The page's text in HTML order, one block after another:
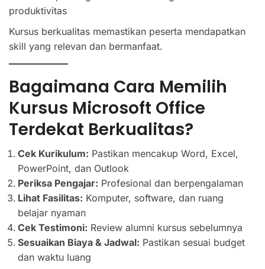
produktivitas
Kursus berkualitas memastikan peserta mendapatkan
skill yang relevan dan bermanfaat.
Bagaimana Cara Memilih
Kursus Microsoft Office
Terdekat Berkualitas?
Cek Kurikulum: Pastikan mencakup Word, Excel,
PowerPoint, dan Outlook
Periksa Pengajar: Profesional dan berpengalaman
Lihat Fasilitas: Komputer, software, dan ruang
belajar nyaman
Cek Testimoni: Review alumni kursus sebelumnya
Sesuaikan Biaya & Jadwal: Pastikan sesuai budget
dan waktu luang